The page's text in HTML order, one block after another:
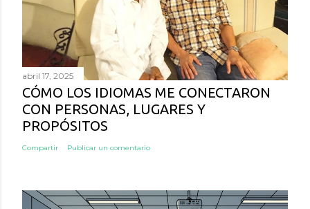
abril 17, 2025
CÓMO LOS IDIOMAS ME CONECTARON
CON PERSONAS, LUGARES Y
PROPÓSITOS
Compartir Publicar un comentario